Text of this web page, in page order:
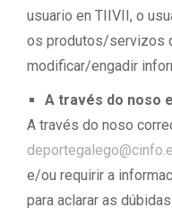
usuario en TIIVII, o
os produtos/servizos
modificar/engadir
A través do noso
A través do noso
e/ou requirir a
para aclarar as